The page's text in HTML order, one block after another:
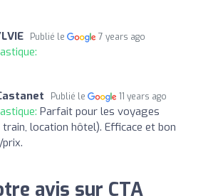
Publié le 7 years ago
Publié le 11 years ago
Parfait pour les voyages
location hôtel). Efficace et bon
avis sur CTA